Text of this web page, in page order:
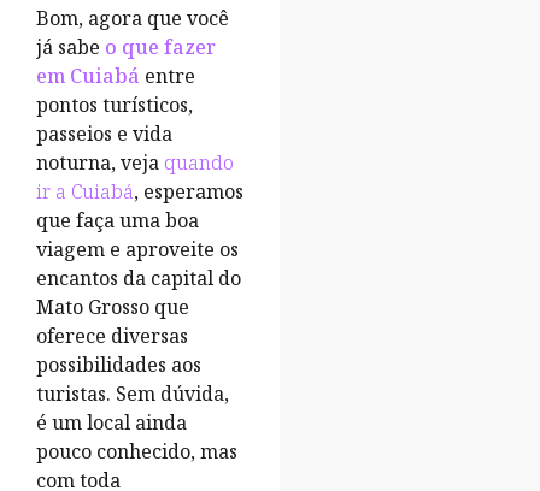
Bom, agora que você
já sabe o que fazer
em Cuiabá entre
pontos turísticos,
passeios e vida
noturna, veja quando
ir a Cuiabá, esperamos
que faça uma boa
viagem e aproveite os
encantos da capital do
Mato Grosso que
oferece diversas
possibilidades aos
turistas. Sem dúvida,
é um local ainda
pouco conhecido, mas
com toda